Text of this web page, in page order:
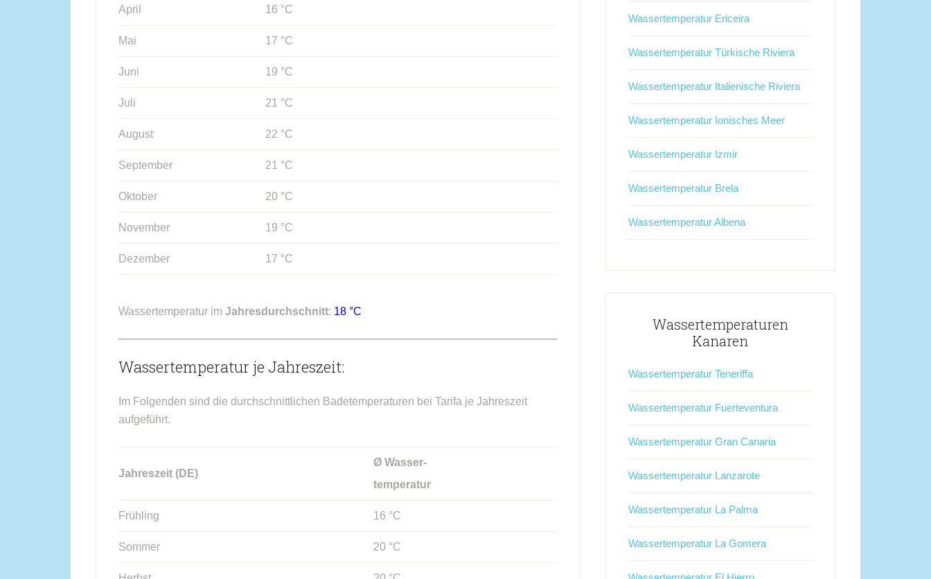
April 16 °C
Mai 17 °C
Juni 19 °C
Juli 21 °C
August 22 °C
September 21 °C
Oktober 20 °C
November 19 °C
Dezember 17 °C
Wassertemperatur im Jahresdurchschnitt: 18 °C
Wassertemperatur je Jahreszeit:
Im Folgenden sind die durchschnittlichen Badetemperaturen bei Tarifa je Jahreszeit
aufgeführt.
Jahreszeit (DE)
Ø Wasser-
temperatur
Frühling 16 °C
Sommer 20 °C
Wassertemperatur Ericeira
Wassertemperatur Türkische Riviera
Wassertemperatur Italienische Riviera
Wassertemperatur Ionisches Meer
Wassertemperatur Izmir
Wassertemperatur Brela
Wassertemperatur Albena
Wassertemperaturen
Kanaren
Wassertemperatur Teneriffa
Wassertemperatur Fuerteventura
Wassertemperatur Gran Canaria
Wassertemperatur Lanzarote
Wassertemperatur La Palma
Wassertemperatur La Gomera